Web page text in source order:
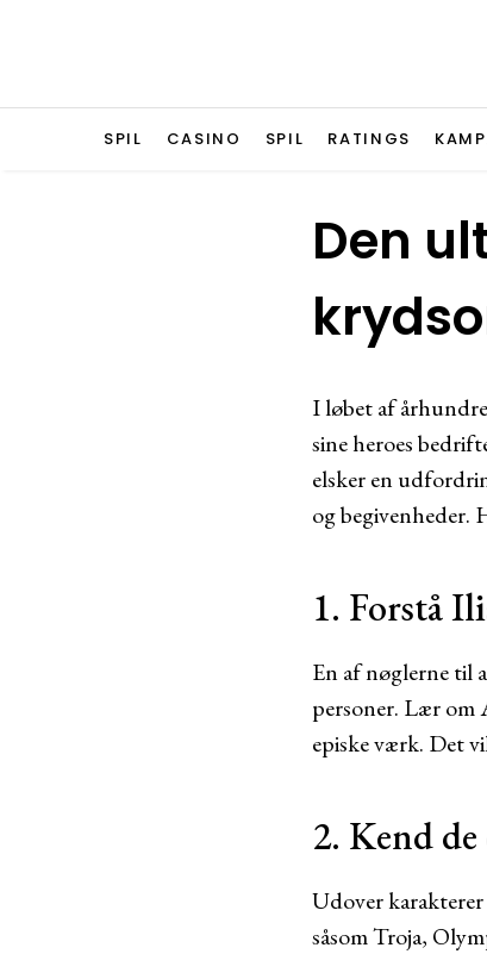
SPIL CASINO SPIL RATINGS
Den
I løbet af
sine heroes
elsker en
og begivenheder.
1. Forstå
En af nøglerne til
personer. Lær om
episke værk. Det
2. Kend
Udover
såsom Troja,